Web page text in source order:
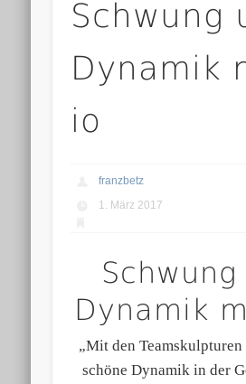
Schwung
Dynamik
io
franzbetz
1. März 2017
Schwung
Dynamik
„Mit den Teamskulpturen
schöne Dynamik in der